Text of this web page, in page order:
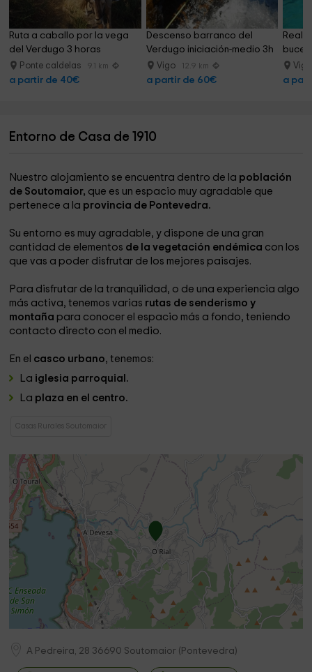
Ruta a caballo por la vega
del Verdugo 3 horas
Ponte caldelas 9.1 km
a partir de 40€
Descenso barranco del
Verdugo iniciación-medio 3h
Vigo 12.9 km
a partir de 60€ a
Entorno de Casa de 1910
Nuestro alojamiento se encuentra dentro de la población
de Soutomaior, que es un espacio muy agradable que
pertenece a la provincia de Pontevedra.
Su entorno es muy agradable, y dispone de una gran
cantidad de elementos de la vegetación endémica con los
que vas a poder disfrutar de los mejores paisajes.
Para disfrutar de la tranquilidad, o de una experiencia algo
más activa, tenemos varias rutas de senderismo y
montaña para conocer el espacio más a fondo, teniendo
contacto directo con el medio.
En el casco urbano, tenemos:
La iglesia parroquial.
La plaza en el centro.
Casas Rurales Soutomaior
A Pedreira, 28 36690 Soutomaior ( Pontevedra)